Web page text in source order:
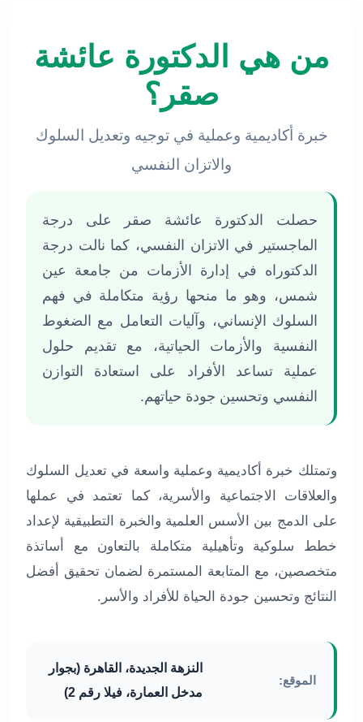
من هي الدكتورة عائشة
صقر؟
خبرة أكاديمية وعملية في توجيه وتعديل السلوك
والاتزان النفسي
حصلت الدكتورة عائشة صقر على درجة
الماجستير في الاتزان النفسي، كما نالت درجة
الدكتوراه في إدارة الأزمات من جامعة عين
شمس، وهو ما منحها رؤية متكاملة في فهم
السلوك الإنساني، وآليات التعامل مع الضغوط
النفسية والأزمات الحياتية، مع تقديم حلول
عملية تساعد الأفراد على استعادة التوازن
النفسي وتحسين جودة حياتهم.
وتمتلك خبرة أكاديمية وعملية واسعة في تعديل السلوك
والعلاقات الاجتماعية والأسرية، كما تعتمد في عملها
على الدمج بين الأسس العلمية والخبرة التطبيقية لإعداد
خطط سلوكية وتأهيلية متكاملة بالتعاون مع أساتذة
متخصصين، مع المتابعة المستمرة لضمان تحقيق أفضل
النتائج وتحسين جودة الحياة للأفراد والأسر.
الموقع:
النزهة الجديدة، القاهرة (بجوار
مدخل العمارة، فيلا رقم 2)